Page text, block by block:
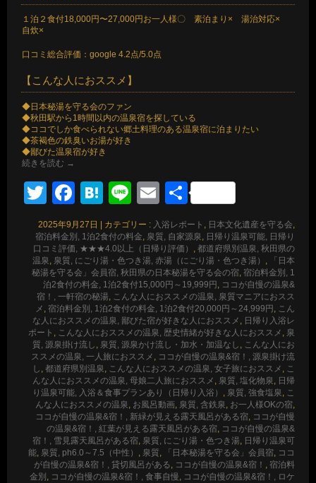
１泊２食付18,000円〜27,000円お一人様〇 素泊まり× 湯治対応×
自炊×
口コミ総合評価：google 4.2点/5.0点
【こんな人におススメ】
◆日本秘湯を守る会のファン
◆秋田駅から1時間以内の温泉宿を探している
◆ココでしか食べられない郷土料理のある温泉宿に泊まりたい
◆茶褐色の鉄臭いお湯が好き
◆鄙びた温泉宿が好き
続きを読む →
TwitterFacebook
Hatena
LineEmail
共
有
2025年9月27日 カテゴリー : 入浴レポート , 日本文化遺産を守る会,
宿泊料金別, 1泊2食付の料金, 泉質, 自家源泉, 日帰り温泉可能, 日帰り
口コミ評価, ★★★4.0以上（日帰り評価） , 都道府県別温泉, 秋田県の
温泉, 泉質, にごり湯・色つき湯, 赤湯（にごり湯・色つき湯） ,
「日本
秘湯を守る会」会員宿, 秋田県の日本秘湯を守る会の宿, 宿泊料金別, 1
泊2食付の料金, 1泊2食付15,000円～19,999円 , ココが自慢の温泉&
宿！, 一軒宿の秘湯, こんな人におススメの温泉, 泉質マニアにおスス
メ , 宿泊料金別, 1泊2食付の料金, 1泊2食付20,000円～24,999円 , こん
な人におススメの温泉, 鄙びた宿が好きな人におススメ , 日帰り入浴レ
ポート , こんな人におススメの温泉, 歴史情緒が好きな人におススメ , 泉
質, 源泉掛け流し , 泉質, 源泉かけ流し・加水・加温なし , こんな人にお
ススメの温泉, 一人旅におススメ , ココが自慢の温泉&宿！, 源泉掛け流
し , 都道府県別温泉, こんな人におススメの温泉, 女子旅におススメ , こ
んな人におススメの温泉, 母娘二人旅におススメ , 泉質, 塩化物泉, 日帰
り温泉可能, 入浴＆食事プランあり（日帰り入浴） , 泉質, 強食塩泉, こ
んな人におススメの温泉, お風呂動画, 泉質, 含鉄泉, お一人様OKの宿,
ココが自慢の温泉&宿！, 新緑が見える露天風呂がある宿, ココが自慢
の温泉&宿！, 紅葉が見える露天風呂がある宿, ココが自慢の温泉&
宿！, 雪見露天風呂がある宿, 泉質, にごり湯・色つき湯, 日帰り温泉可
能, 泉質, ph6.0～7.5（中性） , 泉質, 「日本秘湯を守る会」会員宿, ココ
が自慢の温泉&宿！, 貸切風呂がある, ココが自慢の温泉&宿！ , 宿泊料
金別 , ココが自慢の温泉&宿！, 食事自慢, ココが自慢の温泉&宿！, ロケ